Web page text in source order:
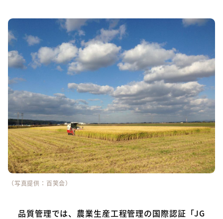
（写真提供：百笑会）
品質管理では、農業生産工程管理の国際認証「JG